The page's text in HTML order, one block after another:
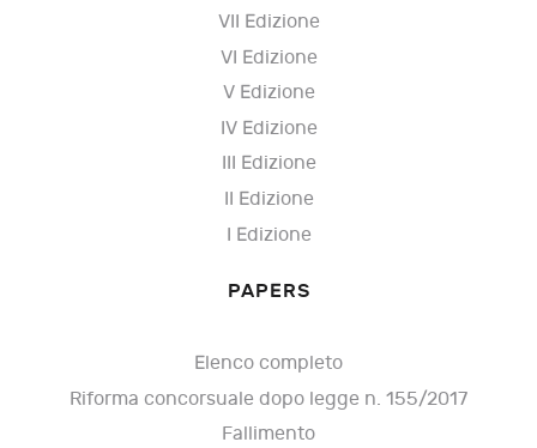
VII Edizione
VI Edizione
V Edizione
IV Edizione
III Edizione
II Edizione
I Edizione
PAPERS
Elenco completo
Riforma concorsuale dopo legge n. 155/2017
Fallimento